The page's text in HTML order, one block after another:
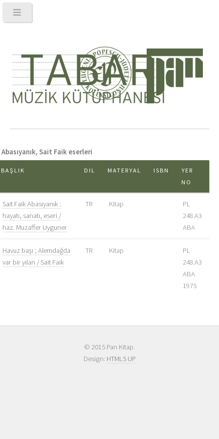
Abasıyanık, Sait Faik eserleri
BAŞLIK DIL MATERYAL ISBN
YER
NO
Sait Faik Abasıyanık :
hayatı, sanatı, eseri /
haz. Muzaffer Uyguner
TR Kitap
PL
248.A3
ABA
Havuz başı ; Alemdağda
var bir yılan / Sait Faik
TR Kitap
PL
248.A3
ABA
1975
© 2015 Pan Kitap.
Design: HTML5 UP